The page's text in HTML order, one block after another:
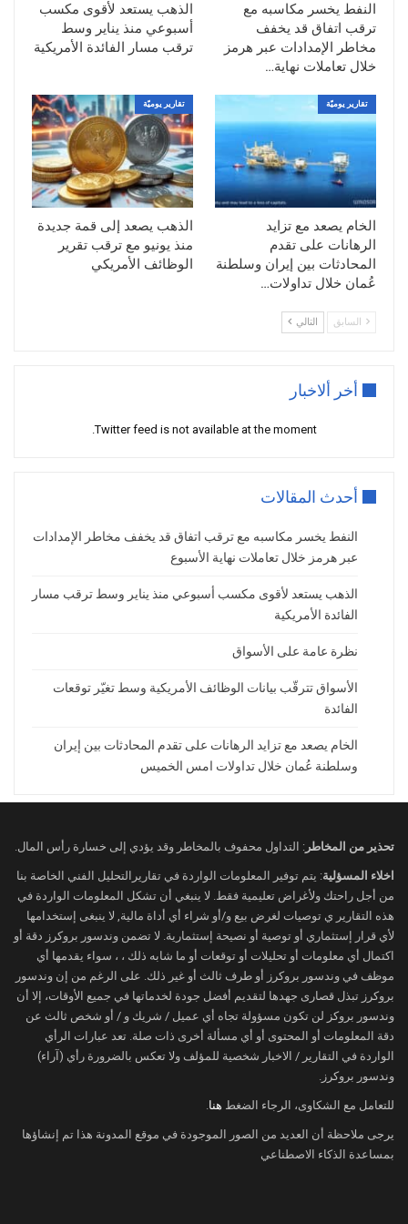
وتعكس هذه التحركات استمرار الضغوط
البيعية على سوق النفط، في ظل تراجع علاوة
المخاطر التي كانت قد دعمت الأسعار خلال
الأشهر الماضية.
المفاوضات الأمريكية الإيرانية تضغط على
معنويات السوق
تتصدر المحادثات غير المباشرة بين واشنطن
وطهران اهتمام أسواق الطاقة، مع استمرار
الجهود الرامية إلى تثبيت اتفاق ينهي الصراع
ويضمن استقرار الملاحة في منطقة الخليج.
ووفقًا لمصدر مطلع، تُجرى في الدوحة مباحثات
فنية بوساطة قطر وباكستان، بينما وصل
المبعوث الأمريكي
المستوى”.
في المقابل، أكدت كل من إيران وقطر أن
والإيراني، في مؤشر على استمرار التعقيدات
السوق تراهن على استمرار تدفقات الإمدادات
تاماس فارغا ، المحلل لدى شركة
Associates، إن الأسواق تنظر إلى
المفاوضات باعتبارها عاملًا داعمًا لاستمرار
تدفق الإمدادات النفطية، رغم المخاوف من
احتمال ظهور عقبات جديدة.
وأضاف أن المستثمرين يعتقدون أن أي
احتواؤها، وهو ما أبقى الاتجاه العام للأسعار
مائلًا إلى الهبوط.
شهدت السوق تطورات مفاجئة، مثل انخفاض
كبير في المخزونات الأمريكية أو أي اضطرابات
جديدة في حركة الملاحة عبر مضيق هرمز.
أكبر خسائر فصلية منذ سنوات
تتجه أسعار النفط إلى إنهاء واحد من أسوأ
الفصول أداءً منذ سنوات، بعدما فقدت
المكاسب التي حققتها خلال ذروة التوترات
العسكرية في الشرق الأوسط.
وتراجع خام برنت بنحو45 دولارًا للبرميل
خلال
الربع الثاني، في أكبر خسارة فصلية منذ الأزمة
غرب تكساس الوسيط أكبر انخفاض فصلي منذ
عام 2020، عندما أدى انتشار جائحة كورونا إلى
النفط يخسر مكاسبه مع
ترقب اتفاق قد يخفف
مخاطر الإمدادات عبر هرمز
خلال تعاملات نهاية…
الذهب يستعد لأقوى مكسب
أسبوعي منذ يناير وسط
ترقب مسار الفائدة الأمريكية
تقارير يوميّة
الخام يصعد مع تزايد
الرهانات على تقدم
المحادثات بين إيران وسلطنة
عُمان خلال تداولات…
تقارير يوميّة
الذهب يصعد إلى قمة جديدة
منذ يونيو مع ترقب تقرير
الوظائف الأمريكي
السابق التالي
أخر ألاخبار
Twitter feed is not available at the moment.
أحدث المقالات
النفط يخسر مكاسبه مع ترقب اتفاق قد يخفف مخاطر الإمدادات
عبر هرمز خلال تعاملات نهاية الأسبوع
الذهب يستعد لأقوى مكسب أسبوعي منذ يناير وسط ترقب مسار
الفائدة الأمريكية
نظرة عامة على الأسواق
الأسواق تترقّب بيانات الوظائف الأمريكية وسط تغيّر توقعات
الفائدة
الخام يصعد مع تزايد الرهانات على تقدم المحادثات بين إيران
وسلطنة عُمان خلال تداولات امس الخميس
تحذير من المخاطر : التداول محفوف بالمخاطر وقد يؤدي إلى خسارة رأس المال.
اخلاء المسؤلية: يتم توفير المعلومات الواردة في تقاريرالتحليل الفني الخاصة بنا
من أجل راحتك ولأغراض تعليمية فقط. لا ينبغي أن تشكل المعلومات الواردة في
هذه التقارير ي توصيات لغرض بيع و/أو شراء أي أداة مالية, لا ينبغى إستخدامها
لأي قرار إستثماري أو توصية أو نصيحة إستثمارية. لا تضمن وندسور بروكرز دقة أو
اكتمال أي معلومات أو تحليلات أو توقعات أو ما شابه ذلك ، ، سواء يقدمها أي
موظف في وندسور بروكرز أو طرف ثالث أو غير ذلك. على الرغم من إن وندسور
بروكرز تبذل قصارى جهدها لتقديم أفضل جودة لخدماتها في جميع الأوقات، إلا أن
وندسور بروكز لن تكون مسؤولة تجاه أي عميل / شريك و / أو شخص ثالث عن
دقة المعلومات أو المحتوى أو أي مسألة أخرى ذات صلة. تعد عبارات الرأي
الواردة في التقارير / الاخبار شخصية للمؤلف ولا تعكس بالضرورة رأي (آراء)
وندسور بروكرز.
للتعامل مع الشكاوى، الرجاء الضغط هنا
يرجى ملاحظة أن العديد من الصور الموجودة في موقع المدونة هذا تم إنشاؤها
بمساعدة الذكاء الاصطناعي